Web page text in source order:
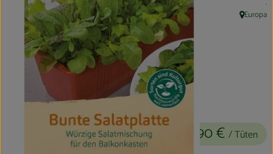
Kühltheke
Aktionen & Neues
Naturkost
Getränke
Haushaltswaren
3,90 € / Tüten
.
, Herkunft:
Europa